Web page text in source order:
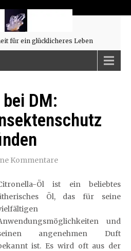
für ein glücklicheres Leben
DM:
Kommentare
Öl ist ein beliebtes
Öl, das für seine
und
angenehmen Duft
ist. Es wird oft aus der